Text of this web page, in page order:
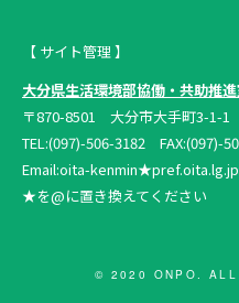
【 サイト管理 】
大分県生活環境部協働・共助推
〒870-8501 大分市大手町3-1-1
TEL:(097)-506-3182 FAX:(097)-
Email:oita-kenmin★pref.oita.lg.jp
★を@に置き換えてください
© 2020 ONPO. ALL